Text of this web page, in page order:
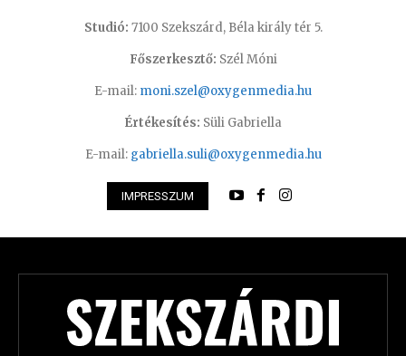
Studió: 7100 Szekszárd, Béla király tér 5.
Főszerkesztő: Szél Móni
E-mail: moni.szel@oxygenmedia.hu
Értékesítés: Süli Gabriella
E-mail: gabriella.suli@oxygenmedia.hu
IMPRESSZUM